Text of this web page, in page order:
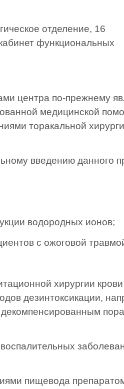
отделение, 16
функциональных
центра по-прежнему
медицинской
торакальной
введению данного
водородных ионов;
с ожоговой
хирургии
дезинтоксикации,
декомпенсированным
пищевода